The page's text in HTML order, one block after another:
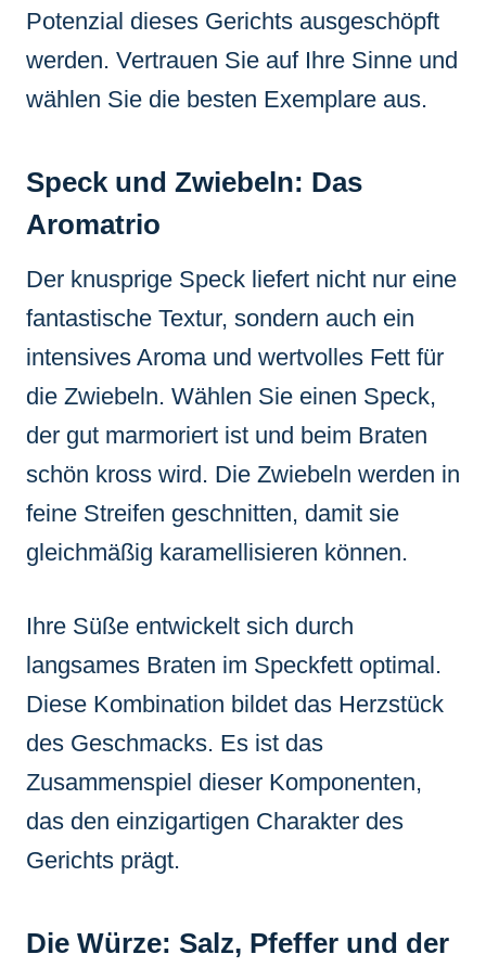
Potenzial dieses Gerichts ausgeschöpft
werden. Vertrauen Sie auf Ihre Sinne und
wählen Sie die besten Exemplare aus.
Speck und Zwiebeln: Das
Aromatrio
Der knusprige Speck liefert nicht nur eine
fantastische Textur, sondern auch ein
intensives Aroma und wertvolles Fett für
die Zwiebeln. Wählen Sie einen Speck,
der gut marmoriert ist und beim Braten
schön kross wird. Die Zwiebeln werden in
feine Streifen geschnitten, damit sie
gleichmäßig karamellisieren können.
Ihre Süße entwickelt sich durch
langsames Braten im Speckfett optimal.
Diese Kombination bildet das Herzstück
des Geschmacks. Es ist das
Zusammenspiel dieser Komponenten,
das den einzigartigen Charakter des
Gerichts prägt.
Die Würze: Salz, Pfeffer und der